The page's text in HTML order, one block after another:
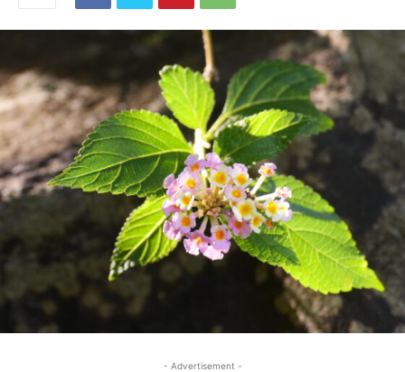
- Advertisement -